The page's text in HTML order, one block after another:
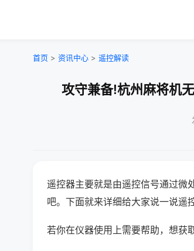
首页 > 资讯中心 > 遥控解读
攻守兼备!杭州麻将机
遥控器主要就是由遥控信号通过微
吧。下面就来详细给大家说一说遥
若你在仪器使用上需要帮助，想获